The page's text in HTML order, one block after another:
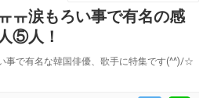
ㅠ涙もろい事で有名の感
⑤人！
事で有名な韓国俳優、歌手に特集です(^^)/☆